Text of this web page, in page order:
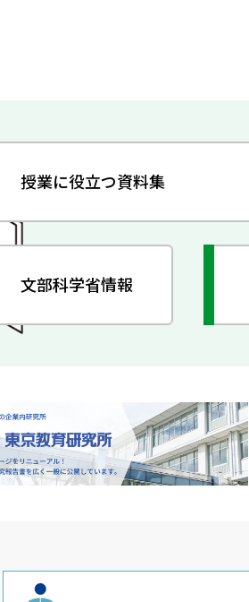
授業に役立つ資料集
文部科学省情報